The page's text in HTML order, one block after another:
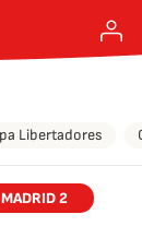
Libertadores
2